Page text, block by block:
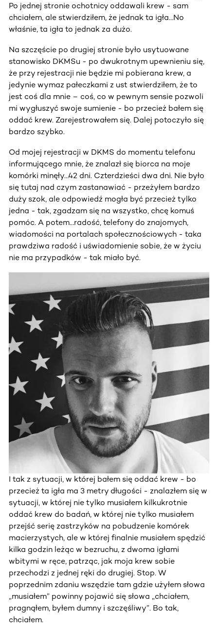
Po jednej stronie ochotnicy oddawali krew - sam
chciałem, ale stwierdziłem, że jednak ta igła…No
właśnie, ta igła to jednak za dużo.
Na szczęście po drugiej stronie było usytuowane
stanowisko DKMSu - po dwukrotnym upewnieniu się,
że przy rejestracji nie będzie mi pobierana krew, a
jedynie wymaz pałeczkami z ust stwierdziłem, że to
jest coś dla mnie – coś, co w pewnym sensie pozwoli
mi wygłuszyć swoje sumienie - bo przecież bałem się
oddać krew. Zarejestrowałem się. Dalej potoczyło się
bardzo szybko.
Od mojej rejestracji w DKMS do momentu telefonu
informującego mnie, że znalazł się biorca na moje
komórki minęły…42 dni. Czterdzieści dwa dni. Nie było
się tutaj nad czym zastanawiać - przeżyłem bardzo
duży szok, ale odpowiedź mogła być przecież tylko
jedna - tak, zgadzam się na wszystko, chcę komuś
pomóc. A potem…radość, telefony do znajomych,
wiadomości na portalach społecznościowych - taka
prawdziwa radość i uświadomienie sobie, że w życiu
nie ma przypadków - tak miało być.
I tak z sytuacji, w której bałem się oddać krew - bo
przecież ta igła ma 3 metry długości - znalazłem się w
sytuacji, w której nie tylko musiałem kilkukrotnie
oddać krew do badań, w której nie tylko musiałem
przejść serię zastrzyków na pobudzenie komórek
macierzystych, ale w której finalnie musiałem spędzić
kilka godzin leżąc w bezruchu, z dwoma igłami
wbitymi w ręce, patrząc, jak moja krew sobie
przechodzi z jednej ręki do drugiej. Stop. W
poprzednim zdaniu wszędzie tam gdzie użyłem słowa
„musiałem” powinny pojawić się słowa „chciałem,
pragnąłem, byłem dumny i szczęśliwy”. Bo tak,
chciałem.